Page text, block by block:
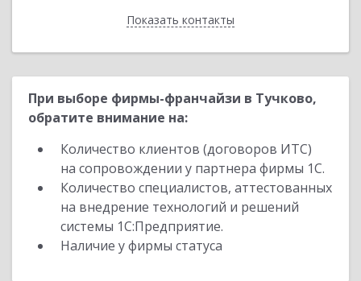
Показать контакты
Назад
При выборе фирмы-франчайзи в Тучково,
обратите внимание на:
Количество клиентов (договоров ИТС)
на сопровождении у партнера фирмы 1С.
Количество специалистов, аттестованных
на внедрение технологий и решений
системы 1С:Предприятие.
Наличие у фирмы статуса